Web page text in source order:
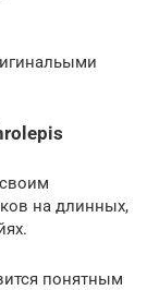
на длинных,
понятным